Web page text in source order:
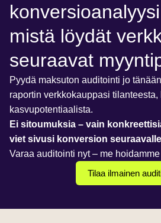
mistä löydät
seuraavat
Pyydä maksuton auditointi jo
raportin verkkokauppasi
kasvupotentiaalista.
Ei sitoumuksia – vain
viet sivusi konversion
Varaa auditointi nyt – me
Tilaa ilmainen